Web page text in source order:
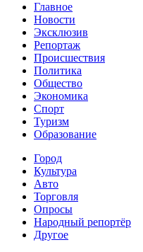
Главное
Новости
Эксклюзив
Репортаж
Происшествия
Политика
Общество
Экономика
Спорт
Туризм
Образование
Город
Культура
Авто
Торговля
Опросы
Народный репортёр
Другое